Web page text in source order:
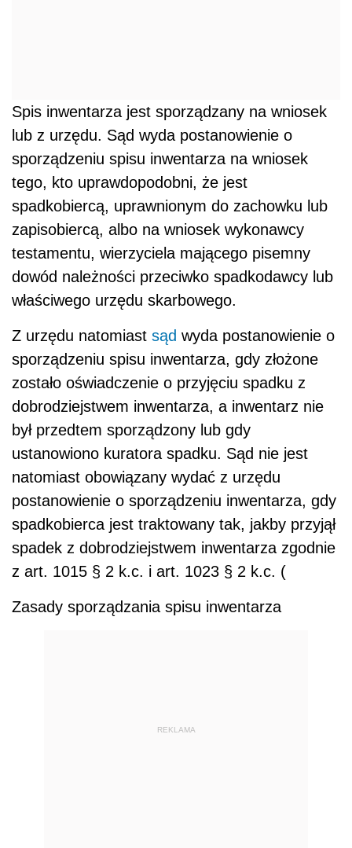
Spis inwentarza jest sporządzany na wniosek
lub z urzędu. Sąd wyda postanowienie o
sporządzeniu spisu inwentarza na wniosek
tego, kto uprawdopodobni, że jest
spadkobiercą, uprawnionym do zachowku lub
zapisobiercą, albo na wniosek wykonawcy
testamentu, wierzyciela mającego pisemny
dowód należności przeciwko spadkodawcy lub
właściwego urzędu skarbowego.
Z urzędu natomiast sąd wyda postanowienie o
sporządzeniu spisu inwentarza, gdy złożone
zostało oświadczenie o przyjęciu spadku z
dobrodziejstwem inwentarza, a inwentarz nie
był przedtem sporządzony lub gdy
ustanowiono kuratora spadku. Sąd nie jest
natomiast obowiązany wydać z urzędu
postanowienie o sporządzeniu inwentarza, gdy
spadkobierca jest traktowany tak, jakby przyjął
spadek z dobrodziejstwem inwentarza zgodnie
z art. 1015 § 2 k.c. i art. 1023 § 2 k.c. (
Zasady sporządzania spisu inwentarza
REKLAMA